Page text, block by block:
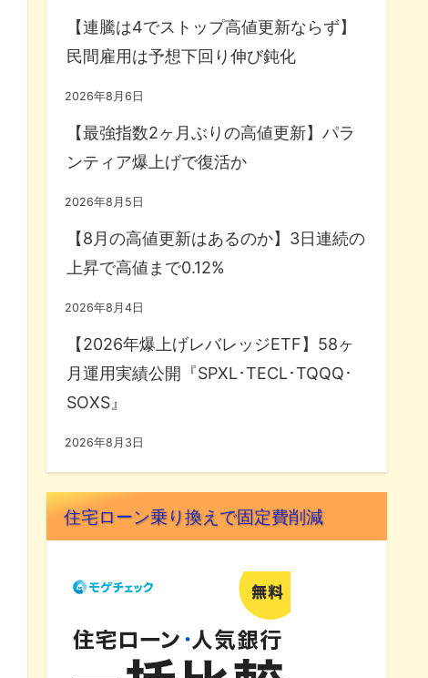
【連騰は4でストップ高値更新ならず】
民間雇用は予想下回り伸び鈍化
2026年8月6日
【最強指数2ヶ月ぶりの高値更新】パラ
ンティア爆上げで復活か
2026年8月5日
【8月の高値更新はあるのか】3日連続の
上昇で高値まで0.12%
2026年8月4日
【2026年爆上げレバレッジETF】58ヶ
月運用実績公開『SPXL･TECL･TQQQ･
SOXS』
2026年8月3日
住宅ローン乗り換えで固定費削減